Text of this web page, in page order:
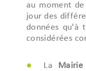
au moment
jour des
données qu'à
considérées
La Mairie